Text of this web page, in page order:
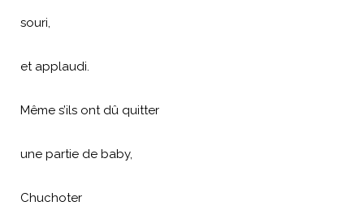
souri,
et applaudi.
Même s’ils ont dû quitter
une partie de baby,
Chuchoter